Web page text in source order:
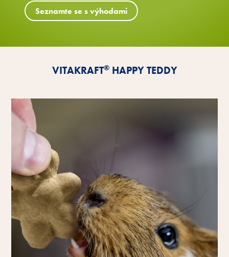
Seznamte se s výhodami
VITAKRAFT®HAPPY TEDDY